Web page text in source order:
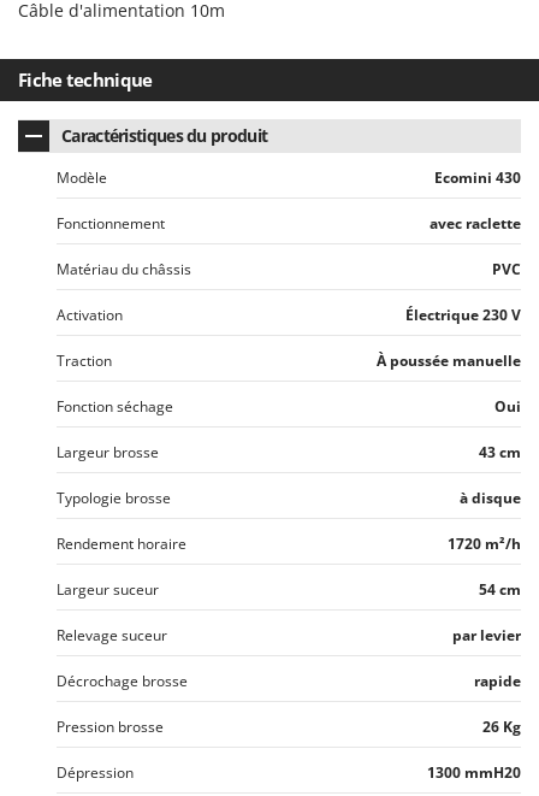
Tenco
Tineco
Titania
Tornado
Trev - Abrek - TecnoVIR
Trotec
Troy-Bilt
Udor
Unger
Verdemax
Volpi
Waldner
Weber
WIDU
Wiper EcoRobot
Wolf Garten
Wortex
Câble d'alimentation 10m
Fiche technique
Caractéristiques du produit
Modèle Ecomini 430
Fonctionnement avec raclette
Matériau du châssis PVC
Activation Électrique 230 V
Traction À poussée manuelle
Fonction séchage Oui
Largeur brosse 43 cm
Typologie brosse à disque
Rendement horaire 1720 m²/h
Largeur suceur 54 cm
Relevage suceur par levier
Décrochage brosse rapide
Pression brosse 26 Kg
Dépression 1300 mmH20